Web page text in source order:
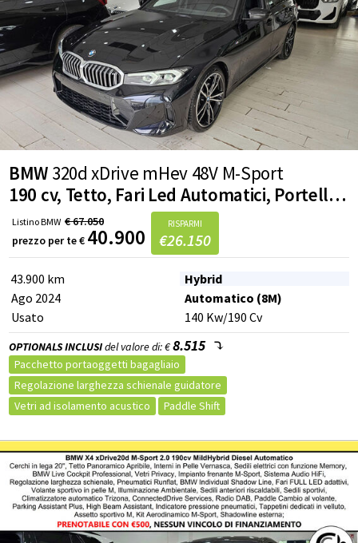
BMW 320d xDrive mHev 48V M-Sport
190 cv, Tetto, Fari Led Automatici, Portellone Elettrico
prezzo per te€ 40.900
ListinoBMW €67.050 RISPARMI
€26.150
43.900 km
Hybrid
Ago 2024
Automatico (8M)
Usato
140 Kw/190 Cv
OPTIONALS INCLUSIdel valore di: €8.515
Pacchetto portaoggetti bagagliaio
Regolazione larghezza schienale guidatore
Vetri ad isolamento acustico
Paddle Shift
Base di ricarica Wireless
Pacchetto Entertainment
Pacchetto Travel
Parking Assistant
Tetto panoramico scorrevole/inclinabile ad azionamento elettrico
Black Sapphire
Vetri posteriori laterali e lunotto oscurati
Chiusura centralizzata telecomandata
Chiave con transponder